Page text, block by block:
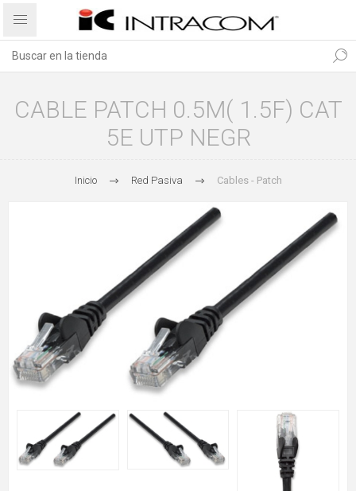
CABLE PATCH 0.5M( 1.5F) CAT
5E UTP NEGR
Inicio Red Pasiva Cables - Patch